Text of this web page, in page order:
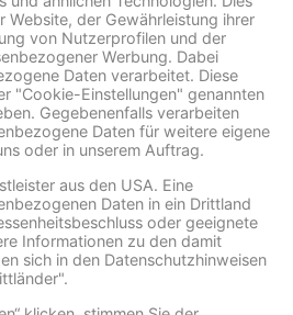
Zustimmung, um den Facebook
Service zu laden!